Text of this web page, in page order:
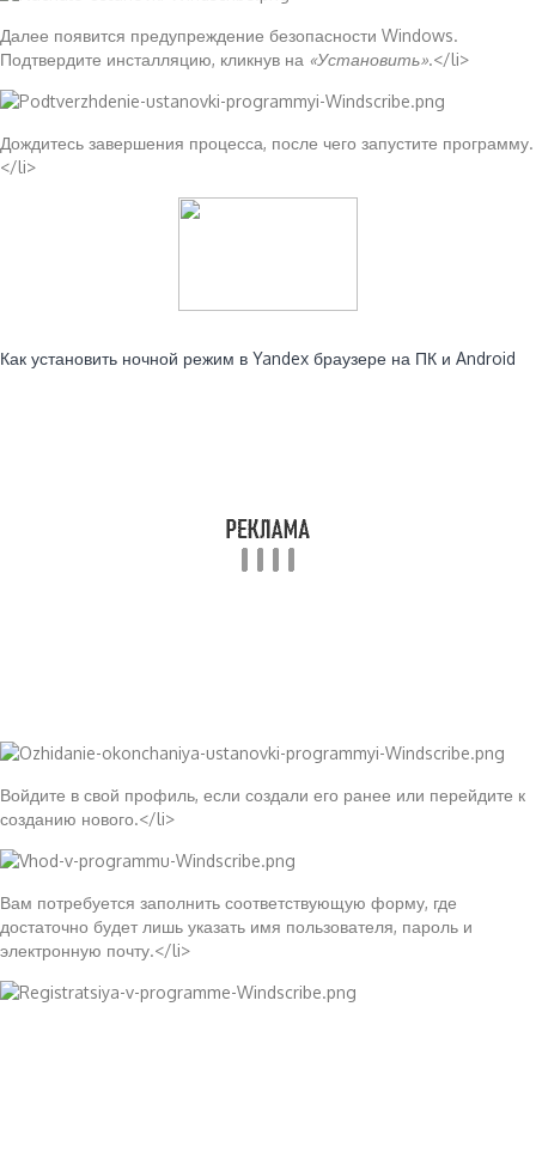
Далее появится предупреждение безопасности Windows.
Подтвердите инсталляцию, кликнув на «Установить».</li>
Дождитесь завершения процесса, после чего запустите программу.
</li>
Как установить ночной режим в Yandex браузере на ПК и Android
Войдите в свой профиль, если создали его ранее или перейдите к
созданию нового.</li>
Вам потребуется заполнить соответствующую форму, где
достаточно будет лишь указать имя пользователя, пароль и
электронную почту.</li>